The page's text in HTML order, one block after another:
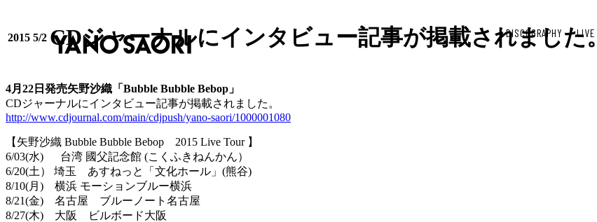
DISCOGRAPHY LIVE
2015 5/2 CDジャーナルにインタビュー記事が掲載されました。
4月22日発売矢野沙織「Bubble Bubble Bebop」
CDジャーナルにインタビュー記事が掲載されました。
http://www.cdjournal.com/main/cdjpush/yano-saori/1000001080
【矢野沙織 Bubble Bubble Bebop 2015 Live Tour 】
6/03(水) 台湾 國父記念館 (こくふきねんかん）
6/20(土） 埼玉 あすねっと「文化ホール」(熊谷)
8/10(月) 横浜 モーションブルー横浜
8/21(金) 名古屋 ブルーノート名古屋
8/27(木) 大阪 ビルボード大阪